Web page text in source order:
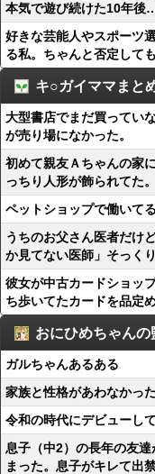
本気で遊び続けた10年後
好きな芸能人やスポーツ
る私。ちゃんと否定して
キ○ガイママまと
大型書店でまだ買ってい
が売り場になかった。
初めて親友Ａちゃんの家
っちり人形が飾られてた。
ペットショップで働いて
うちのお父さん医者だけ
か見てない医師」そっくり
彼女が中古カードショッ
ち歩いてたカードを品定
おにひめちゃんの
ガルちゃんあるある
家族と性格があわなかっ
令和の時代にデビューし
息子（中2）の長年の友
まった。息子がキレて出